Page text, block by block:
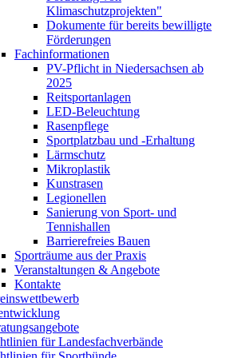
Klimaschutzprojekten"
Dokumente für bereits bewilligte
Förderungen
Fachinformationen
PV-Pflicht in Niedersachsen ab
2025
Reitsportanlagen
LED-Beleuchtung
Rasenpflege
Sportplatzbau und -Erhaltung
Lärmschutz
Mikroplastik
Kunstrasen
Legionellen
Sanierung von Sport- und
Tennishallen
Barrierefreies Bauen
Sporträume aus der Praxis
Veranstaltungen & Angebote
Kontakte
für Landesfachverbände